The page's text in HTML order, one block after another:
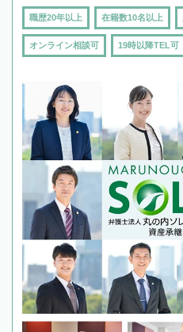
職歴20年以上 在籍数10名以上
オンライン相談可 19時以降TEL可